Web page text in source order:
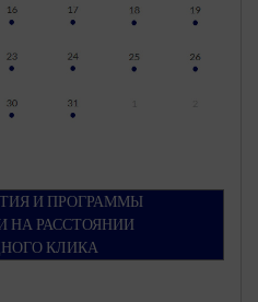
И ПРОГРАММЫ
НА РАССТОЯНИИ
КЛИКА